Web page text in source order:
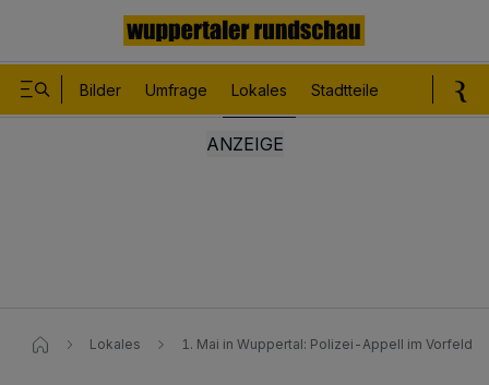
Bilder Umfrage Lokales Stadtteile
Lokales 1. Mai in Wuppertal: Polizei-Appell im Vorfeld